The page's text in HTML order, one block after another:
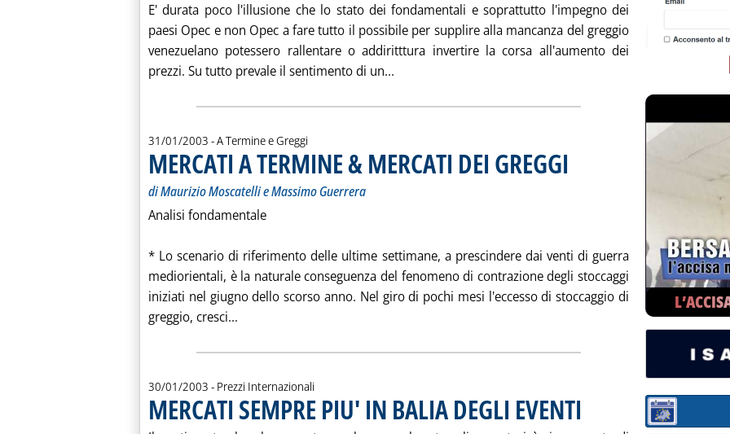
E' durata poco l'illusione che lo stato dei fondamentali e soprattutto l'impegno dei
paesi Opec e non Opec a fare tutto il possibile per supplire alla mancanza del greggio
venezuelano potessero rallentare o addiritttura invertire la corsa all'aumento dei
prezzi. Su tutto prevale il sentimento di un... Leggi tutta la notizia: 'ANDAMENTO DEI PREZZI
31/01/2003 - A Termine e Greggi
MERCATI A TERMINE & MERCATI DEI GREGGI . Sottotitolo: di Maurizio Moscatelli e
. Pubblicata venerdì 31 gennaio 2003
di Maurizio Moscatelli e Massimo Guerrera
Analisi fondamentale
* Lo scenario di riferimento delle ultime settimane, a prescindere dai venti di guerra
mediorientali, è la naturale conseguenza del fenomeno di contrazione degli stoccaggi
iniziati nel giugno dello scorso anno. Nel giro di pochi mesi l'eccesso di stoccaggio di
greggio, cresci...
30/01/2003 - Prezzi Internazionali
MERCATI SEMPRE PIU' IN BALIA DEGLI EVENTI . Pubblicata giovedì 30 gennaio
Sezione: